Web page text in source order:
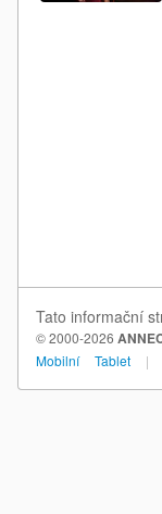
Tato informační
© 2000-2026
Mobilní
Tablet |